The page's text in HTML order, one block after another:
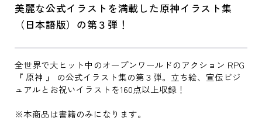
美麗な公式イラストを満載した原神イラスト集
（日本語版）の第３弾！
全世界で大ヒット中のオープンワールドのアクション RPG
『 原神 』 の公式イラスト集の第３弾。立ち絵、宣伝ビジ
ュアルとお祝いイラストを160点以上収録！
※本商品は書籍のみになります。